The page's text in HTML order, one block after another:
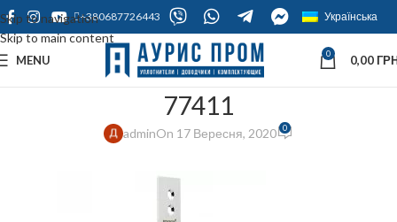
Skip to navigation
Skip to main content
+380687726443 Українська
MENU 0 0,00
77411
adminOn 17 Вересня, 2020 0